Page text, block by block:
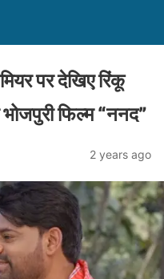
पर देखिए रिंकू
फिल्म “ननद”
2 years ago